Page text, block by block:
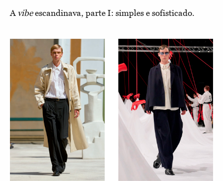
A vibeescandinava, parte I: simples e sofisticado.